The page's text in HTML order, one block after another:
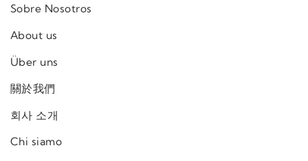
Sobre Nosotros
About us
Über uns
關於我們
회사 소개
Chi siamo